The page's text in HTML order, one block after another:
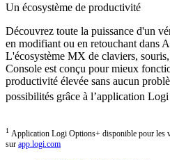
Un écosystème de productivité
Découvrez toute la puissance d'un
en modifiant ou en retouchant dans
L'écosystème MX de claviers,
Console est conçu pour mieux
productivité élevée sans aucun
possibilités grâce à l’application
1 Application Logi Options+ disponible pour les
sur app.logi.com